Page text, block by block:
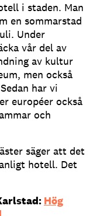
i staden. Man
en sommarstad
Under
vår del av
av kultur
men också
har vi
européer också
och
säger att det
hotell. Det
Hög